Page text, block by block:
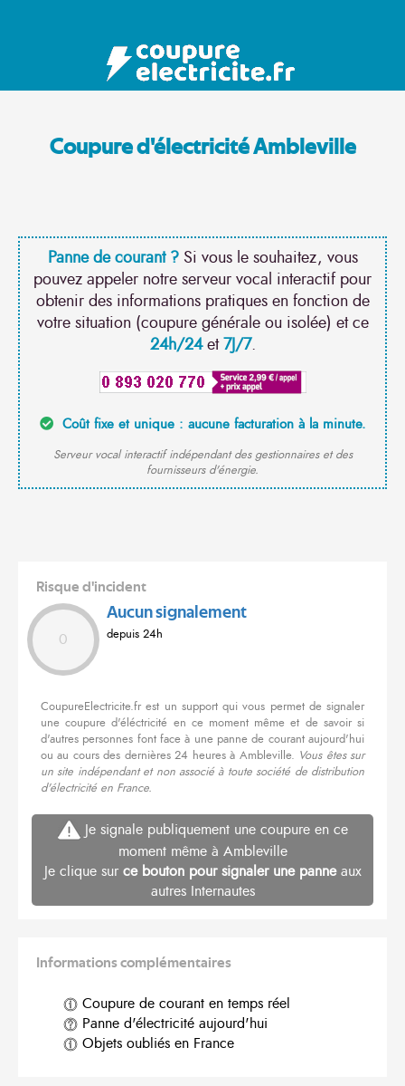
Coupure d'électricité Ambleville
Panne de courant ?Si vous le souhaitez, vous
pouvez appeler notre serveur vocal interactif pour
obtenir des informations pratiques en fonction de
votre situation (coupure générale ou isolée) et ce
24h/24et7J/7.
Coût fixe et unique : aucune facturation à la minute.
Serveur vocal interactif indépendant des gestionnaires et des
fournisseurs d'énergie.
Risque d'incident
0
Aucun signalement
depuis 24h
CoupureElectricite.fr est un support qui vous permet de signaler
une coupure d'éléctricité en ce moment même et de savoir si
d'autres personnes font face à une panne de courant aujourd'hui
ou au cours des dernières 24 heures à Ambleville. Vous êtes sur
un site indépendant et non associé à toute société de distribution
d'électricité en France.
Je signale publiquement une coupure en ce
moment même à Ambleville
Je clique sur ce bouton pour signaler une panneaux
autres Internautes
Informations complémentaires
Coupure de courant en temps réel
Panne d'électricité aujourd'hui
Objets oubliés en France